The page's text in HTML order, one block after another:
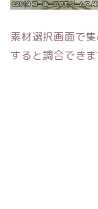
素材選択画面で
すると調合できま